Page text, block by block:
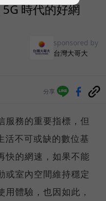
時代的好網
sponsored by
台灣大哥大
分享
服務的重要指標，但
活不可或缺的數位基
快的網速，如果不能
或室內空間維持穩定
體驗，也因如此，